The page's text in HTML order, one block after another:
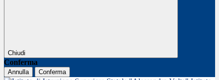
Chiudi
Conferma
Annulla Conferma